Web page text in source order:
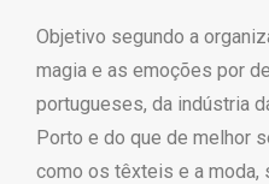
Objetivo segundo a
magia e as emoções por
portugueses, da indústria
Porto e do que de melhor
como os têxteis e a moda,